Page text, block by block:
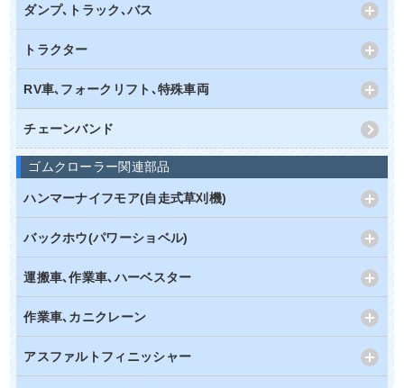
ダンプ､トラック､バス
トラクター
RV車､フォークリフト､特殊車両
チェーンバンド
ゴムクローラー関連部品
ハンマーナイフモア(自走式草刈機)
バックホウ(パワーショベル)
運搬車､作業車､ハーベスター
作業車､カニクレーン
アスファルトフィニッシャー